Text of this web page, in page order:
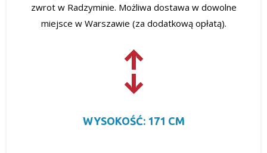
zwrot w Radzyminie. Możliwa dostawa w dowolne
miejsce w Warszawie (za dodatkową opłatą).
WYSOKOŚĆ: 171 CM